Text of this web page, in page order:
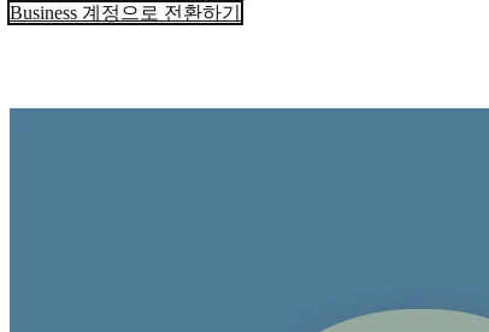
Business 계정으로 전환하기